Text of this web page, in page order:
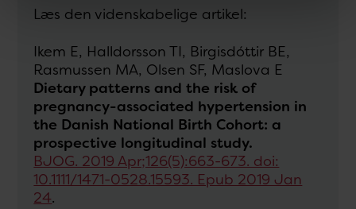
Læs den videnskabelige artikel:
Ikem E, Halldorsson TI, Birgisdóttir BE,
Rasmussen MA, Olsen SF, Maslova E
Dietary patterns and the risk of
pregnancy-associated hypertension in
the Danish National Birth Cohort: a
prospective longitudinal study.
BJOG. 2019 Apr;126(5):663-673. doi:
10.1111/1471-0528.15593. Epub 2019 Jan
24.